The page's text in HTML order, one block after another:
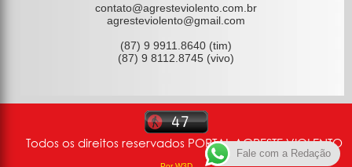
contato@agresteviolento.com.br
agresteviolento@gmail.com
(87) 9 9911.8640 (tim)
(87) 9 8112.8745 (vivo)
Todos os direitos reservados PORTAL AGRESTE VIOLENTO
Fale com a Redação